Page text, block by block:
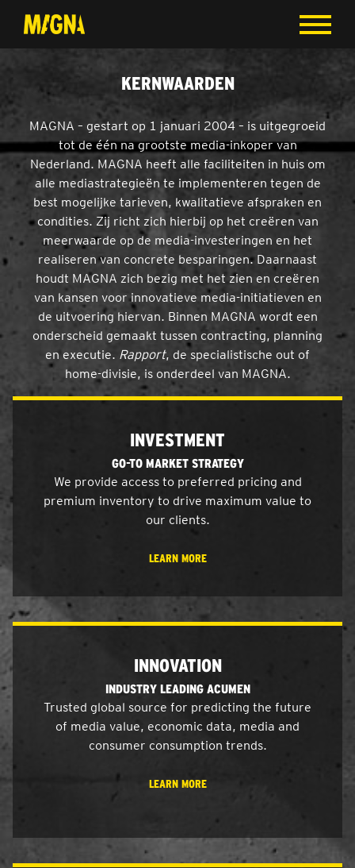
KERNWAARDEN
MAGNA – gestart op 1 januari 2004 – is uitgegroeid
tot de één na grootste media-inkoper van
Nederland. MAGNA heeft alle faciliteiten in huis om
alle mediastrategieën te implementeren tegen de
best mogelijke tarieven, kwalitatieve afspraken en
condities. Zij richt zich hierbij op het creëren van
meerwaarde op de media-investeringen en het
realiseren van concrete besparingen. Daarnaast
houdt MAGNA zich bezig met het zien en creëren
van kansen voor innovatieve media-initiatieven en
de uitvoering hiervan. Binnen MAGNA wordt een
onderscheid gemaakt tussen contracting, planning
en executie. Rapport, de specialistische out of
home-divisie, is onderdeel van MAGNA.
INVESTMENT
GO-TO MARKET STRATEGY
We provide access to preferred pricing and
premium inventory to drive maximum value to
our clients.
LEARN MORE
INNOVATION
INDUSTRY LEADING ACUMEN
Trusted global source for predicting the future
of media value, economic data, media and
consumer consumption trends.
LEARN MORE